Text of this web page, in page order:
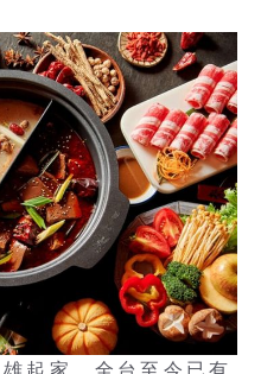
起家，全台至今已有